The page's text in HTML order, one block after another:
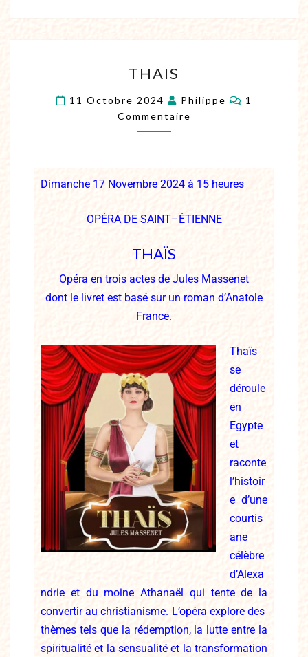
THAIS
11 Octobre 2024 Philippe
1
Commentaire
Dimanche 17 Novembre 2024 à 15 heures
OPÉRA DE SAINT–ÉTIENNE
THAÏS
Opéra en trois actes de Jules Massenet
dont le livret est basé sur un roman d’Anatole
France.
Thaïs
se
déroule
en
Egypte
et
raconte
l’histoir
e d’une
courtis
ane
célèbre
d’Alexa
ndrie et du moine Athanaël qui tente de la
convertir au christianisme. L’opéra explore des
thèmes tels que la rédemption, la lutte entre la
spiritualité et la sensualité et la transformation